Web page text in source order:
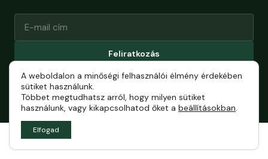
Feliratkozás
Bármikor leiratkozhatsz.
A weboldalon a minőségi felhasználói élmény érdekében
sütiket használunk.
Többet megtudhatsz arról, hogy milyen sütiket
használunk, vagy kikapcsolhatod őket a beállításokban.
Elfogad